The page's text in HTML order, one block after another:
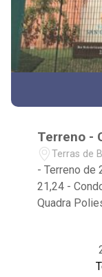
Terreno -
Terras de
- Terreno de
21,24 - Condomínio com portaria 24 horas,
Quadra
- Próximo a